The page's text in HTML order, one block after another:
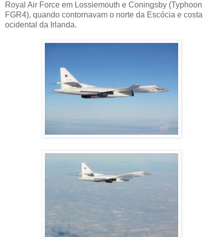
Royal Air Force em Lossiemouth e Coningsby (Typhoon
FGR4), quando contornavam o norte da Escócia e costa
ocidental da Irlanda.